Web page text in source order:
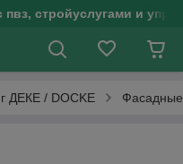
пвз, стройуслугами и
ДЕКЕ / DOCKE